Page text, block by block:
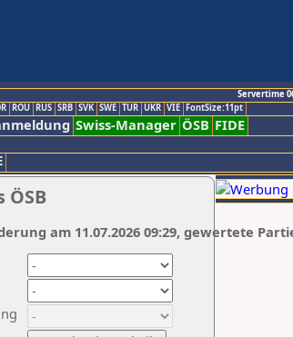
Servertime
ROU RUS SRB SVK SWE TUR UKR VIE FontSize:11pt
Swiss-Manager ÖSB FIDE
am 11.07.2026 09:29, gewertete